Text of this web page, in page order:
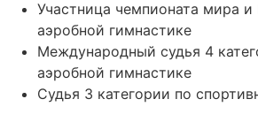
Участница чемпионата мира
аэробной гимнастике
Международный судья 4
аэробной гимнастике
Судья 3 категории по